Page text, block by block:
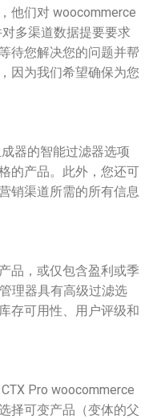
他们对 woocommerce
多渠道数据提要要求
待您解决您的问题并帮
因为我们希望确保为您
器的智能过滤器选项
的产品。此外，您还可
销渠道所需的所有信息
品，或仅包含盈利或季
理器具有高级过滤选
存可用性、用户评级和
Pro woocommerce
择可变产品（变体的父